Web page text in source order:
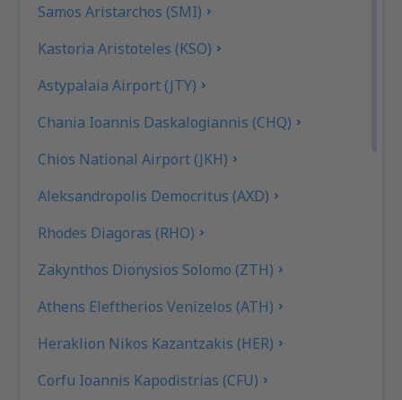
Samos Aristarchos (SMI)
Kastoria Aristoteles (KSO)
Astypalaia Airport (JTY)
Chania Ioannis Daskalogiannis (CHQ)
Chios National Airport (JKH)
Aleksandropolis Democritus (AXD)
Rhodes Diagoras (RHO)
Zakynthos Dionysios Solomo (ZTH)
Athens Eleftherios Venizelos (ATH)
Heraklion Nikos Kazantzakis (HER)
Corfu Ioannis Kapodistrias (CFU)